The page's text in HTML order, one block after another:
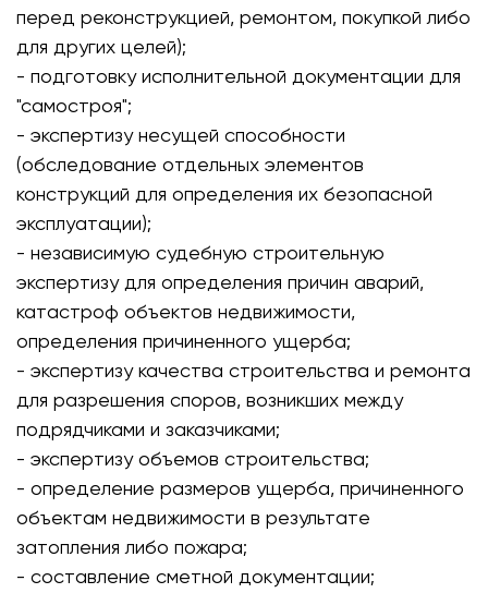
перед реконструкцией, ремонтом, покупкой либо
для других целей);
- подготовку исполнительной документации для
"самостроя";
- экспертизу несущей способности
(обследование отдельных элементов
конструкций для определения их безопасной
эксплуатации);
- независимую судебную строительную
экспертизу для определения причин аварий,
катастроф объектов недвижимости,
определения причиненного ущерба;
- экспертизу качества строительства и ремонта
для разрешения споров, возникших между
подрядчиками и заказчиками;
- экспертизу объемов строительства;
- определение размеров ущерба, причиненного
объектам недвижимости в результате
затопления либо пожара;
- составление сметной документации;